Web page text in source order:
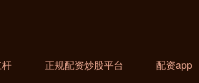
正规配资炒股平台 配资app